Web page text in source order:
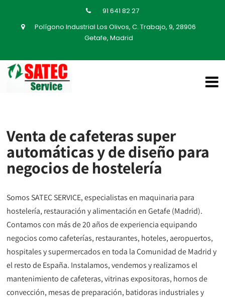
91 641 82 27
Polígono Industrial Los Olivos, C. Trabajo, 9, 28906
Getafe, Madrid
Venta de cafeteras super
automáticas y de diseño para
negocios de hostelería
Somos SATEC SERVICE, especialistas en maquinaria para
hostelería, restauración y alimentación en Getafe (Madrid).
Contamos con más de 20 años de experiencia equipando
negocios como cafeterías, restaurantes, hoteles, aeropuertos,
hospitales y supermercados en toda la Comunidad de Madrid y
el resto de España. Instalamos, vendemos y realizamos el
mantenimiento de cafeteras, vitrinas expositoras, hornos de
convección, mesas de preparación, batidoras industriales y